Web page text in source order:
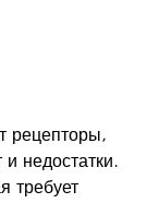
недостатки.
требует